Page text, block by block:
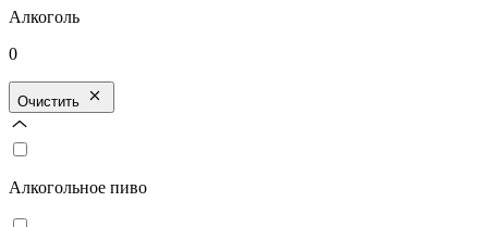
Алкоголь
0
Очистить
Алкогольное пиво